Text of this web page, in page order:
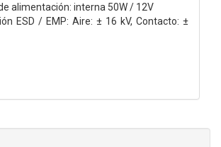
alimentación: interna 50W / 12V
ESD / EMP: Aire: ± 16 kV, Contacto: ±